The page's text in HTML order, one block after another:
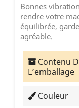
Bonnes
rendre votre
équilibrée,
agréable.
Contenu
L’emballage
Couleur